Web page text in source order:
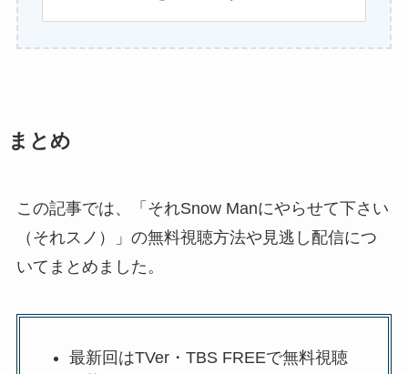
まとめ
この記事では、「それSnow Manにやらせて下さい
（それスノ）」の無料視聴方法や見逃し配信につ
いてまとめました。
最新回はTVer・TBS FREEで無料視聴